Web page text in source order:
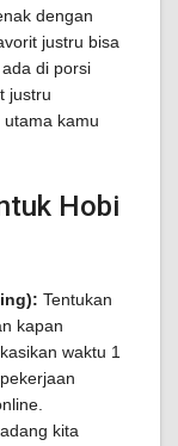
dengan
justru bisa
di porsi
justru
kamu
Hobi
Tentukan
kapan
waktu 1
kita